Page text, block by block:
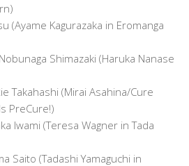
(Ayame Kagurazaka in Eromanga
Shimazaki (Haruka Nanase
Takahashi (Mirai Asahina/Cure
PreCure!)
Iwami (Teresa Wagner in Tada
Saito (Tadashi Yamaguchi in